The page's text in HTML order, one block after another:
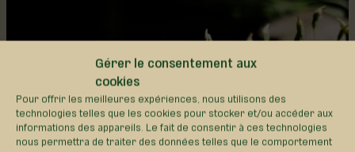
Gérer le consentement aux
cookies
Pour offrir les meilleures expériences, nous utilisons des
technologies telles que les cookies pour stocker et/ou accéder aux
informations des appareils. Le fait de consentir à ces technologies
nous permettra de traiter des données telles que le comportement
SENTIERS DU SECTEUR DES
TROIS-FOURCHES